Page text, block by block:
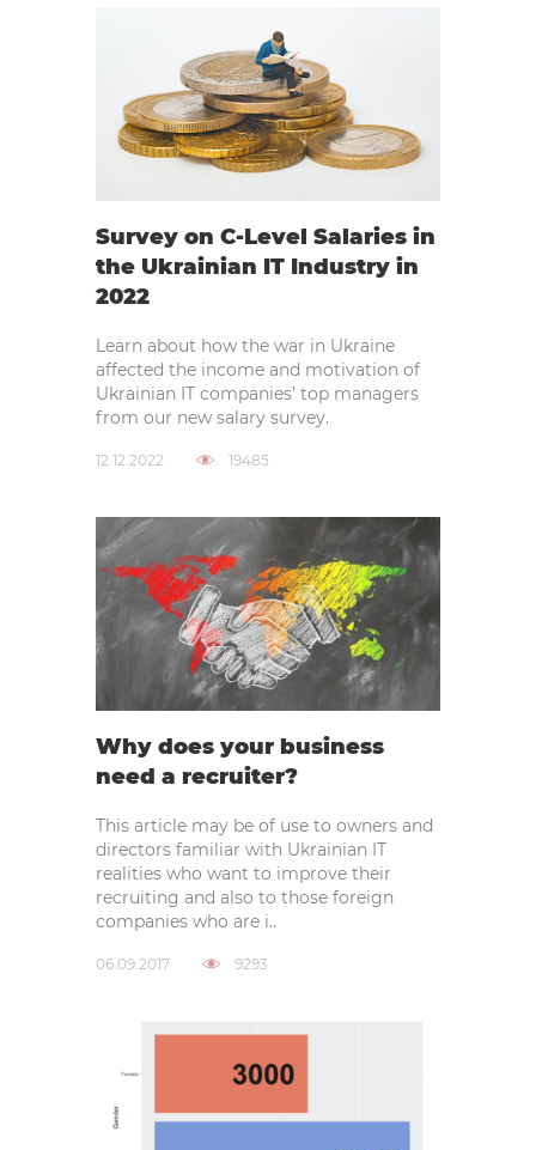
Survey on C-Level Salaries in
the Ukrainian IT Industry in
2022
Learn about how the war in Ukraine
affected the income and motivation of
Ukrainian IT companies’ top managers
from our new salary survey.
12.12.2022 19485
Why does your business
need a recruiter?
This article may be of use to owners and
directors familiar with Ukrainian IT
realities who want to improve their
recruiting and also to those foreign
companies who are i..
06.09.2017 9293